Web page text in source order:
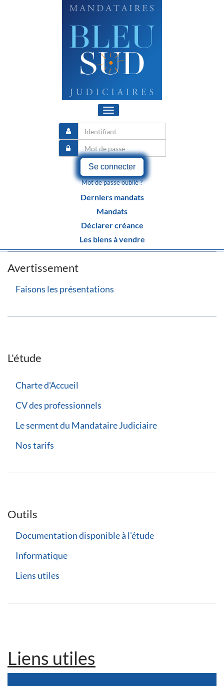
Toggle
navigation
Se connecter
Mot de passe oublié ?
Derniers mandats
Mandats
Déclarer créance
Les biens à vendre
Avertissement
Faisons les présentations
L'étude
Charte d'Accueil
CV des professionnels
Le serment du Mandataire Judiciaire
Nos tarifs
Outils
Documentation disponible à l'étude
Informatique
Liens utiles
Liens utiles